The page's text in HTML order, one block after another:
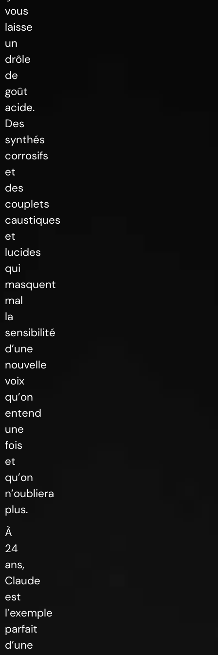
vous
laisse
un
drôle
de
goût
acide.
Des
synthés
corrosifs
et
des
couplets
caustiques
et
lucides
qui
masquent
mal
la
sensibilité
d’une
nouvelle
voix
qu’on
entend
une
fois
et
qu’on
n’oubliera
plus.
À
24
ans,
Claude
est
l’exemple
parfait
d’une